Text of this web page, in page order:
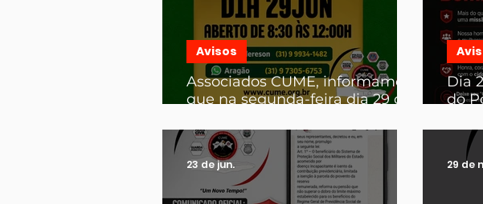
Associados CUME, informamos
que na segunda-feira dia 29 de
funcionamento será de 8:30 às
12:00
Avisos
Dia
do
23 de jun. 29 de